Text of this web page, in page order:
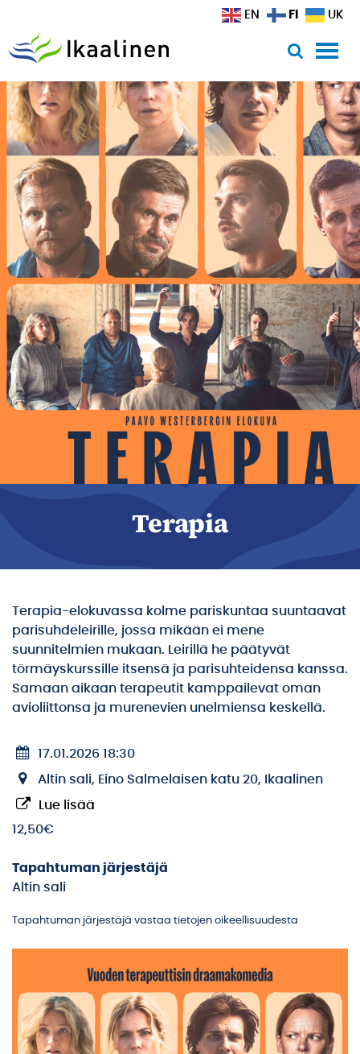
Terapia
Terapia-elokuvassa kolme pariskuntaa suuntaavat
parisuhdeleirille, jossa mikään ei mene
suunnitelmien mukaan. Leirillä he päätyvät
törmäyskurssille itsensä ja parisuhteidensa kanssa.
Samaan aikaan terapeutit kamppailevat oman
avioliittonsa ja murenevien unelmiensa keskellä.
17.01.2026 18:30
Altin sali, Eino Salmelaisen katu 20, Ikaalinen
Lue lisää
12,50€
Tapahtuman järjestäjä
Altin sali
Tapahtuman järjestäjä vastaa tietojen oikeellisuudesta
EN FI UK